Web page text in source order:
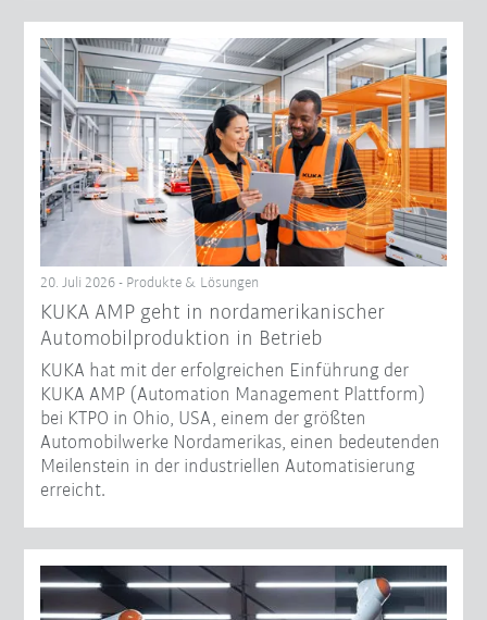
20. Juli 2026 - Produkte & Lösungen
KUKA AMP geht in nordamerikanischer
Automobilproduktion in Betrieb
KUKA hat mit der erfolgreichen Einführung der
KUKA AMP (Automation Management Plattform)
bei KTPO in Ohio, USA, einem der größten
Automobilwerke Nordamerikas, einen bedeutenden
Meilenstein in der industriellen Automatisierung
erreicht.